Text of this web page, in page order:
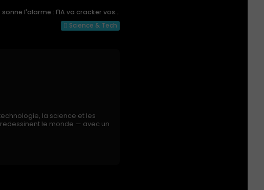
sonne l'alarme : l'IA va cracker vos...
Science & Tech
la science et les
le monde — avec un